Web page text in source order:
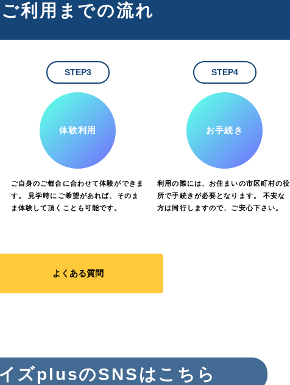
ご利用までの流れ
STEP3
体験利用
ご自身のご都合に合わせて体験ができま
す。 見学時にご希望があれば、そのま
ま体験して頂くことも可能です。
STEP4
お手続き
利用の際には、お住まいの市区町村の役
所で手続きが必要となります。 不安な
方は同行しますので、ご安心下さい。
よくある質問
ズplusのSNSはこちら